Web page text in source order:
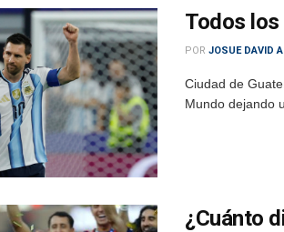
Todos
POR JOSUE DAVID
Ciudad de
Mundo dejando
¿Cuánto